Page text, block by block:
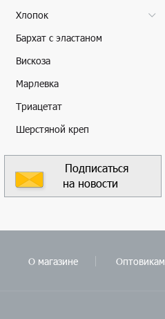
Хлопок
Бархат с эластаном
Вискоза
Марлевка
Триацетат
Шерстяной креп
Подписаться
на новости
О магазине Оптовикам